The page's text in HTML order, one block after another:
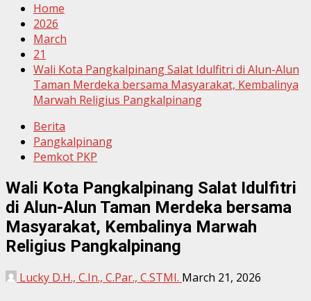
Home
2026
March
21
Wali Kota Pangkalpinang Salat Idulfitri di Alun-Alun
Taman Merdeka bersama Masyarakat, Kembalinya
Marwah Religius Pangkalpinang
Berita
Pangkalpinang
Pemkot PKP
Wali Kota Pangkalpinang Salat Idulfitri
di Alun-Alun Taman Merdeka bersama
Masyarakat, Kembalinya Marwah
Religius Pangkalpinang
Lucky D.H., C.In., C.Par., C.STMI. March 21, 2026